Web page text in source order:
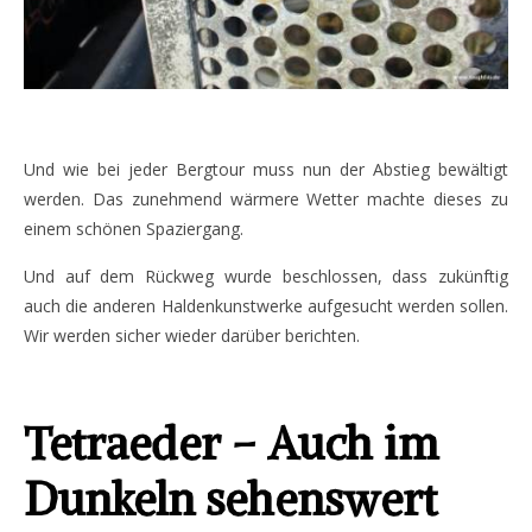
Und wie bei jeder Bergtour muss nun der Abstieg bewältigt
werden. Das zunehmend wärmere Wetter machte dieses zu
einem schönen Spaziergang.
Und auf dem Rückweg wurde beschlossen, dass zukünftig
auch die anderen Haldenkunstwerke aufgesucht werden sollen.
Wir werden sicher wieder darüber berichten.
Tetraeder – Auch im
Dunkeln sehenswert